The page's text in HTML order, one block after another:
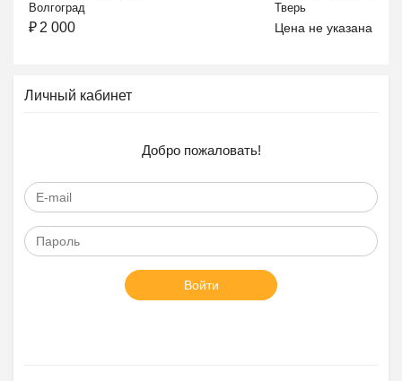
Волгоград
₽ 2 000
Тверь
Цена не указана
Личный кабинет
Добро пожаловать!
Войти